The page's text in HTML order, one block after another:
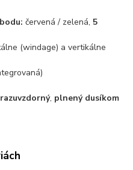
červená / zelená, 5
(windage) a vertikálne
, plnený dusíkom